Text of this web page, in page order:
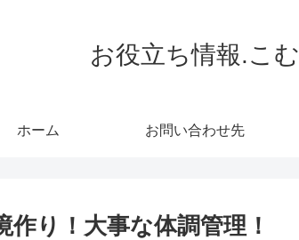
お役立ち情報.こむ
ホーム お問い合わせ先
り！大事な体調管理！